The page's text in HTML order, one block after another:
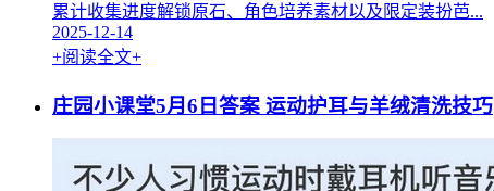
累计收集进度解锁原石、角色培养素材以及限定装扮芭...
2025-12-14
+阅读全文+
庄园小课堂5月6日答案 运动护耳与羊绒清洗技巧